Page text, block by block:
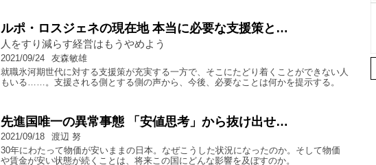
ルポ・ロスジェネの現在地 本当に必要な支援策と…
人をすり減らす経営はもうやめよう
2021/09/24
友森敏雄
就職氷河期世代に対する支援策が充実する一方で、そこにたどり着くことができない人
もいる……。支援される側とする側の声から、今後、必要なことは何かを提示する。
先進国唯一の異常事態 「安値思考」から抜け出せ…
2021/09/18
渡辺 努
30年にわたって物価が安いままの日本。なぜこうした状況になったのか。そして物価
や賃金が安い状態が続くことは、将来この国にどんな影響を及ぼすのか。